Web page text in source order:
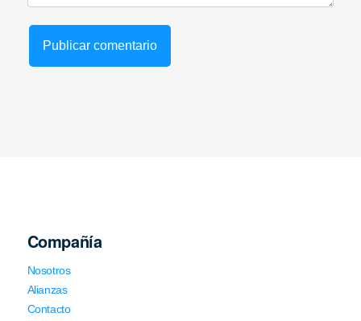
Compañía
Nosotros
Alianzas
Contacto